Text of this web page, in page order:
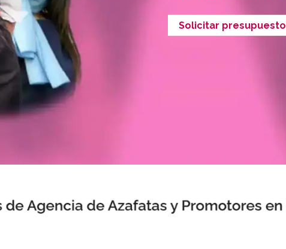
Solicitar presupuesto